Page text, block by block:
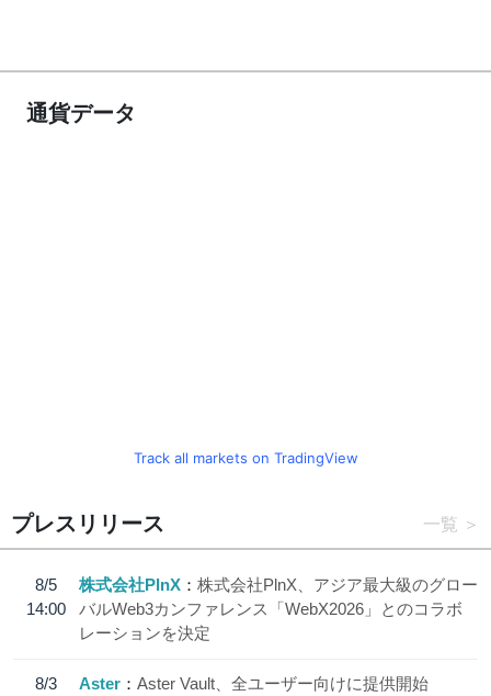
通貨データ
Track all markets on TradingView
プレスリリース 一覧
8/5
14:00
株式会社PlnX
株式会社PlnX、アジア最大級のグロー
バルWeb3カンファレンス「WebX2026」とのコラボ
レーションを決定
8/3
Aster Aster Vault、全ユーザー向けに提供開始